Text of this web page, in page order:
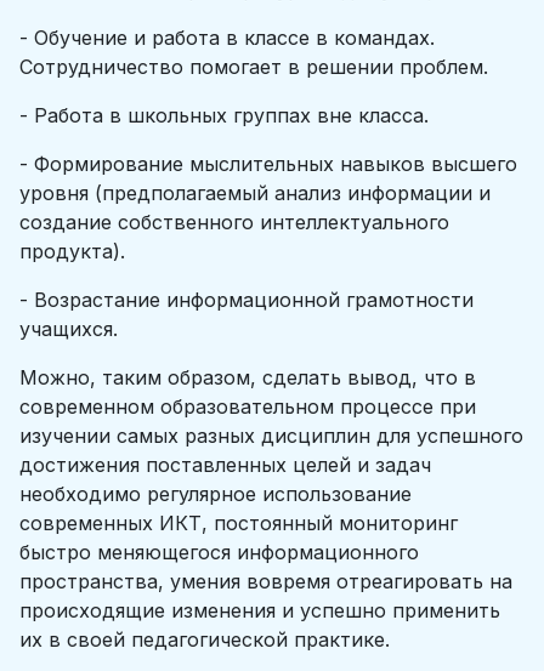
- Обучение и работа в классе в командах.
Сотрудничество помогает в решении проблем.
- Работа в школьных группах вне класса.
- Формирование мыслительных навыков высшего
уровня (предполагаемый анализ информации и
создание собственного интеллектуального
продукта).
- Возрастание информационной грамотности
учащихся.
Можно, таким образом, сделать вывод, что в
современном образовательном процессе при
изучении самых разных дисциплин для успешного
достижения поставленных целей и задач
необходимо регулярное использование
современных ИКТ, постоянный мониторинг
быстро меняющегося информационного
пространства, умения вовремя отреагировать на
происходящие изменения и успешно применить
их в своей педагогической практике.